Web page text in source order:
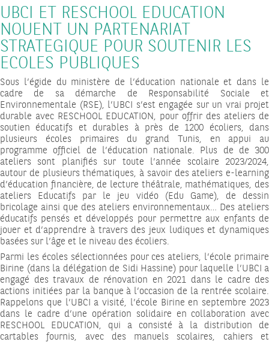
UBCI ET RESCHOOL EDUCATION
NOUENT UN PARTENARIAT
STRATEGIQUE POUR SOUTENIR LES
ECOLES PUBLIQUES
Sous l’égide du ministère de l’éducation nationale et dans le
cadre de sa démarche de Responsabilité Sociale et
Environnementale (RSE), l’UBCI s’est engagée sur un vrai projet
durable avec RESCHOOL EDUCATION, pour offrir des ateliers de
soutien éducatifs et durables à près de 1200 écoliers, dans
plusieurs écoles primaires du grand Tunis, en appui au
programme officiel de l’éducation nationale. Plus de de 300
ateliers sont planifiés sur toute l’année scolaire 2023/2024,
autour de plusieurs thématiques, à savoir des ateliers e-learning
d’éducation financière, de lecture théâtrale, mathématiques, des
ateliers Educatifs par le jeu vidéo (Edu Game), de dessin
bricolage ainsi que des ateliers environnementaux… Des ateliers
éducatifs pensés et développés pour permettre aux enfants de
jouer et d’apprendre à travers des jeux ludiques et dynamiques
basées sur l’âge et le niveau des écoliers.
Parmi les écoles sélectionnées pour ces ateliers, l’école primaire
Birine (dans la délégation de Sidi Hassine) pour laquelle l’UBCI a
engagé des travaux de rénovation en 2021 dans le cadre des
actions initiées par la banque à l’occasion de la rentrée scolaire.
Rappelons que l’UBCI a visité, l’école Birine en septembre 2023
dans le cadre d’une opération solidaire en collaboration avec
RESCHOOL EDUCATION, qui a consisté à la distribution de
cartables fournis, avec des manuels scolaires, cahiers et